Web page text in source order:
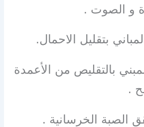
و الصوت .
بتقليل الاحمال.
بالتقليص من الأعمدة
.
الصبة الخرسانية .